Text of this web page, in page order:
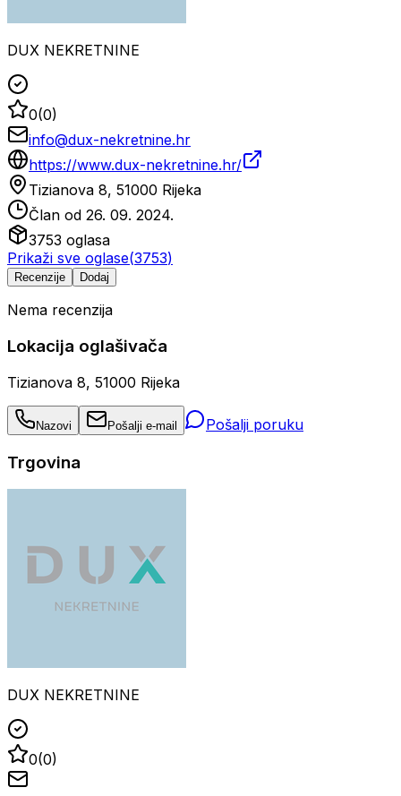
DUX NEKRETNINE
0(0)
info@dux-nekretnine.hr
https://www.dux-nekretnine.hr/
Tizianova 8, 51000 Rijeka
Član od 26. 09. 2024.
3753 oglasa
Prikaži sve oglase(3753)
Recenzije Dodaj
Nema recenzija
Lokacija oglašivača
Tizianova 8, 51000 Rijeka
Nazovi Pošalji e-mail Pošalji poruku
Trgovina
DUX NEKRETNINE
0(0)